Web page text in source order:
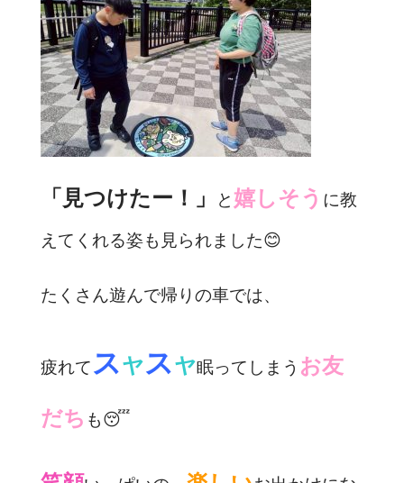
「見つけたー！」 と嬉しそう に教
えてくれる姿も見られました😊
たくさん遊んで帰りの車では、
疲れてスヤスヤ眠ってしまう お友
だち も😴